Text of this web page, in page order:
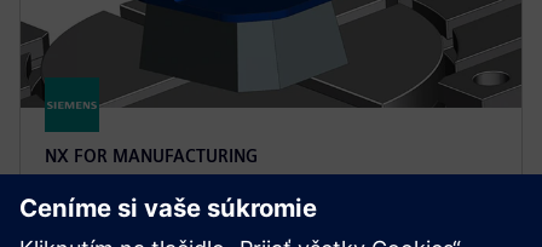
NX FOR MANUFACTURING
NX X Manufacturing CAD/CAM
Premium